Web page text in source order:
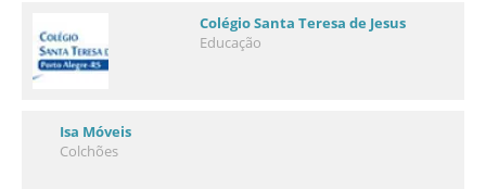
Colégio Santa Teresa de Jesus
Educação
Isa Móveis
Colchões